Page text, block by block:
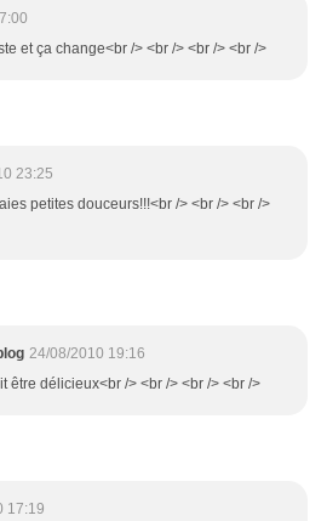
et ça change<br /> <br /> <br /> <br />
23:25
petites douceurs!!!<br /> <br /> <br />
24/08/2010 19:16
être délicieux<br /> <br /> <br /> <br />
17:19